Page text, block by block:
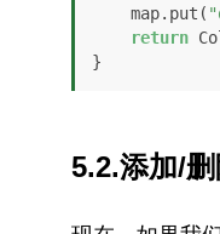
    map.put(
return
5.2.添加/